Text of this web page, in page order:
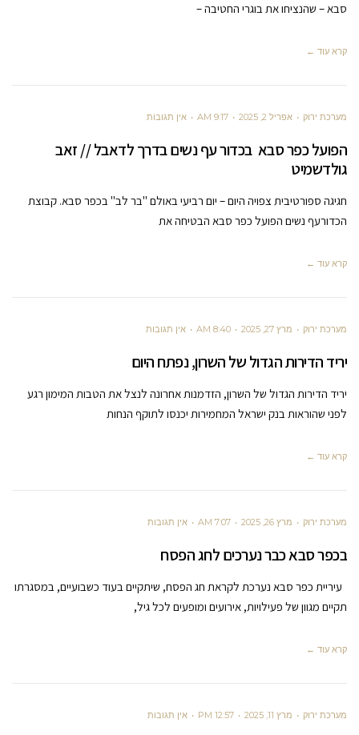
סבא – שהנציחו את בוגרי החטיבה –
קרא עוד ←
מערכת ירוק אפריל 2, 2025 9:17 AM אין תגובות
הפועל כפר סבא בכדור עף נשים בדרך לדאבל // זאב
גולדשמיט
חגיגה ספורטיבית צפויה היום – יום רביעי באולם "בר לב" בכפר סבא. קבוצת
הכדורעף נשים הפועל כפר סבא הבטיחה את
קרא עוד ←
מערכת ירוק מרץ 27, 2025 8:40 AM אין תגובות
יריד הדירות הגדול של השרון, נפתח היום
יריד הדירות הגדול של השרון, הזדמנות אחרונה לנצל את הטבות המימון רגע
לפני שהוראות בנק ישראל המחמירות יכנסו לתוקף הנחות
קרא עוד ←
מערכת ירוק מרץ 26, 2025 7:07 AM אין תגובות
בכפר סבא כבר נערכים לחג הפסח
עיריית כפר סבא נערכת לקראת חג הפסח, שיתקיים בעוד כשבועיים, במסגרתו
תקיים מגוון של פעילויות, אירועים ומופעים לכל גיל,
קרא עוד ←
מערכת ירוק מרץ 11, 2025 12:57 PM אין תגובות